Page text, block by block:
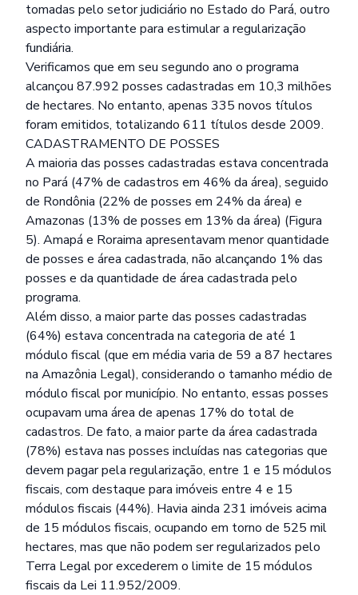
tomadas pelo setor judiciário no Estado do Pará, outro
aspecto importante para estimular a regularização
fundiária.
Verificamos que em seu segundo ano o programa
alcançou 87.992 posses cadastradas em 10,3 milhões
de hectares. No entanto, apenas 335 novos títulos
foram emitidos, totalizando 611 títulos desde 2009.
CADASTRAMENTO DE POSSES
A maioria das posses cadastradas estava concentrada
no Pará (47% de cadastros em 46% da área), seguido
de Rondônia (22% de posses em 24% da área) e
Amazonas (13% de posses em 13% da área) (Figura
5). Amapá e Roraima apresentavam menor quantidade
de posses e área cadastrada, não alcançando 1% das
posses e da quantidade de área cadastrada pelo
programa.
Além disso, a maior parte das posses cadastradas
(64%) estava concentrada na categoria de até 1
módulo fiscal (que em média varia de 59 a 87 hectares
na Amazônia Legal), considerando o tamanho médio de
módulo fiscal por município. No entanto, essas posses
ocupavam uma área de apenas 17% do total de
cadastros. De fato, a maior parte da área cadastrada
(78%) estava nas posses incluídas nas categorias que
devem pagar pela regularização, entre 1 e 15 módulos
fiscais, com destaque para imóveis entre 4 e 15
módulos fiscais (44%). Havia ainda 231 imóveis acima
de 15 módulos fiscais, ocupando em torno de 525 mil
hectares, mas que não podem ser regularizados pelo
Terra Legal por excederem o limite de 15 módulos
fiscais da Lei 11.952/2009.